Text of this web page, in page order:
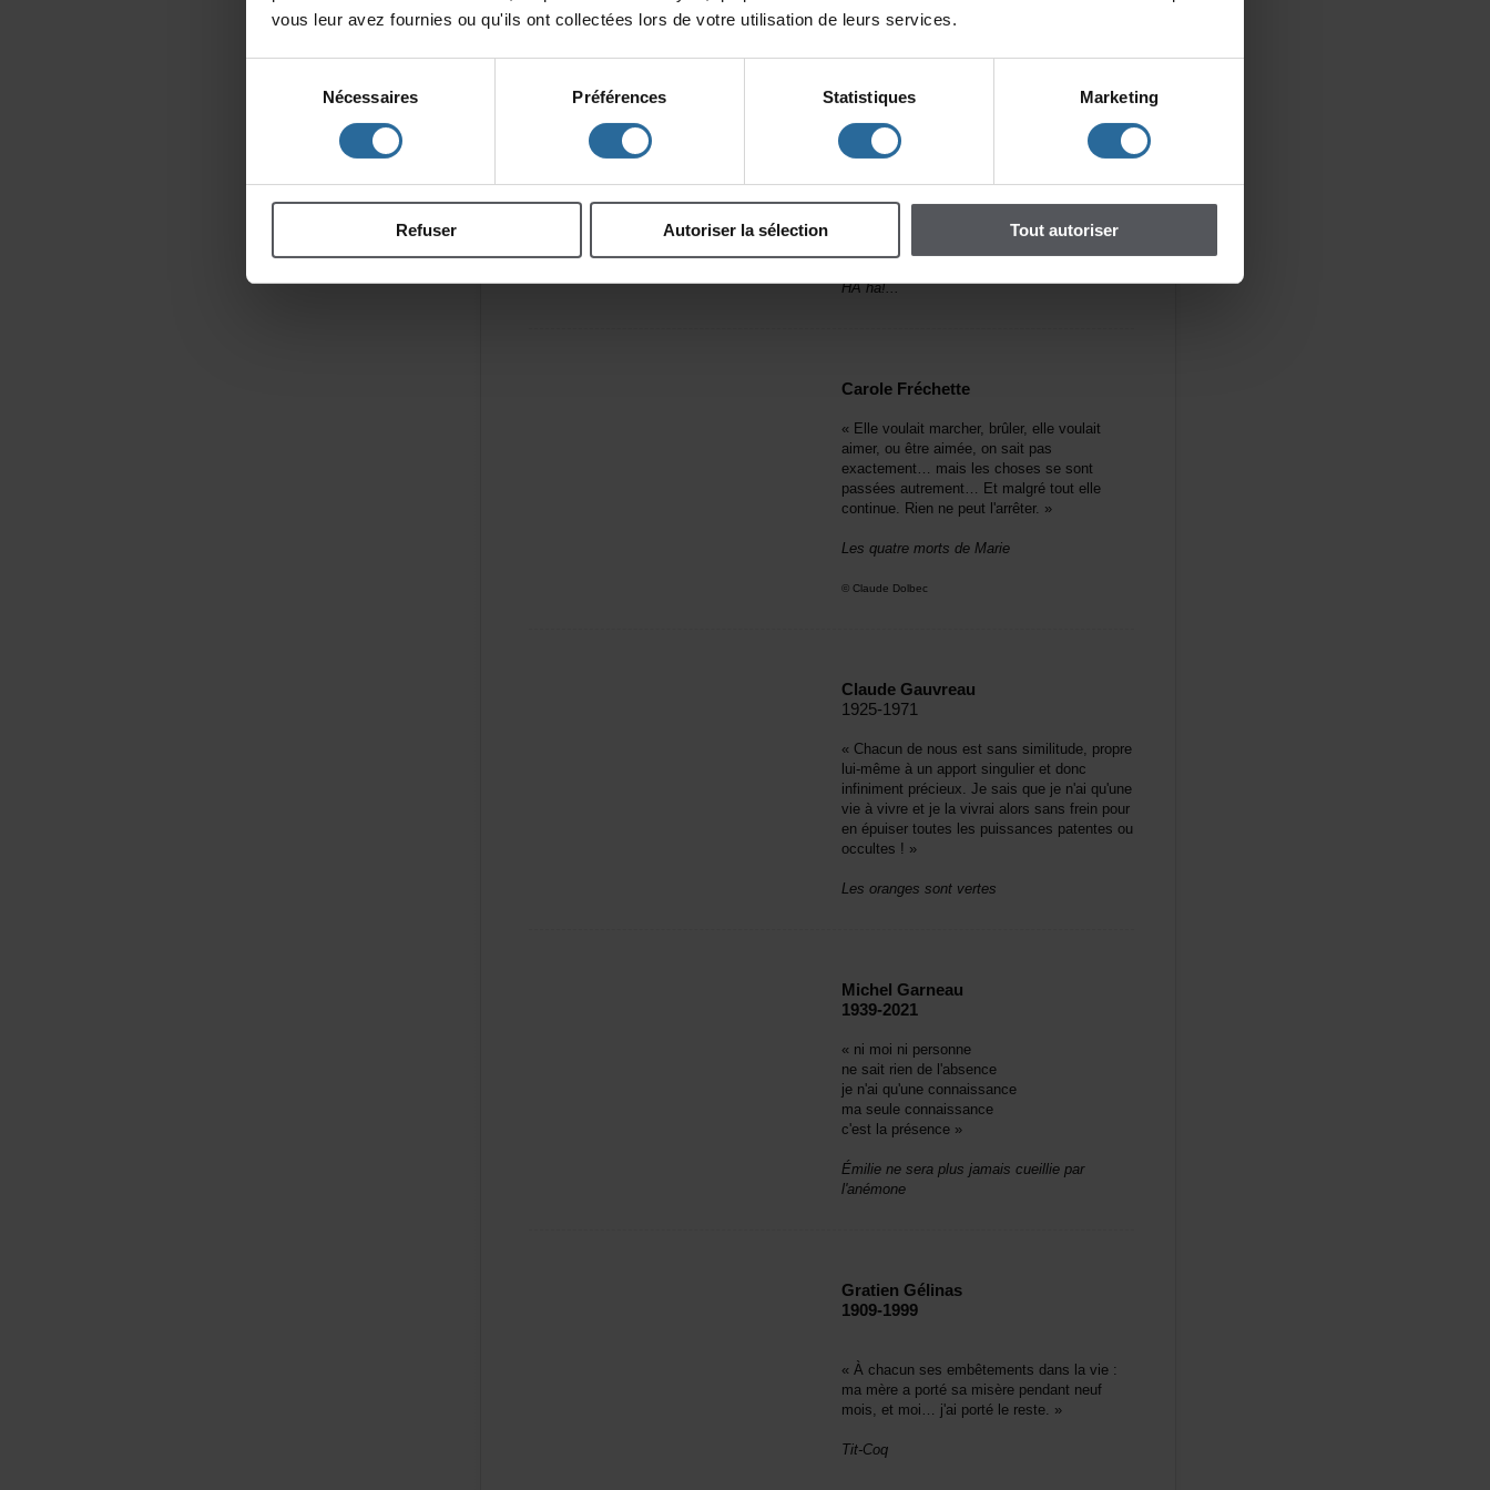
vousleuravezfourniesouqu'ilsontcollectéeslorsdevotreutilisationdeleursservices.
consentement
Nécessaires Préférences Statistiques Marketing
Refuser Autoriserlasélection Toutautoriser
RéjeanDucharme
1941-2016
«Notrevaleurc'estàlagrandeurdela
multitudedessolitudeshabitablesredonnées
auxgradins.Cequis'agitc'estdepardela
pardieetquenotrecri,luitoutseul,emplisse
HAha!...
CaroleFréchette
«Ellevoulaitmarcher,brûler,ellevoulait
aimer,ouêtreaimée,onsaitpas
exactement…maisleschosessesont
passéesautrement…Etmalgrétoutelle
continue.Riennepeutl'arrêter.»
LesquatremortsdeMarie
©ClaudeDolbec
ClaudeGauvreau
1925-1971
«Chacundenousestsanssimilitude,propre
lui-mêmeàunapportsingulieretdonc
infinimentprécieux.Jesaisquejen'aiqu'une
vieàvivreetjelavivraialorssansfreinpour
enépuisertouteslespuissancespatentesou
occultes!»
Lesorangessontvertes
MichelGarneau
1939-2021
«nimoinipersonne
nesaitriendel'absence
jen'aiqu'uneconnaissance
maseuleconnaissance
c'estlaprésence»
Émilieneseraplusjamaiscueilliepar
l'anémone
GratienGélinas
1909-1999
«Àchacunsesembêtementsdanslavie:
mamèreaportésamisèrependantneuf
mois,etmoi…j'aiportélereste.»
Tit-Coq